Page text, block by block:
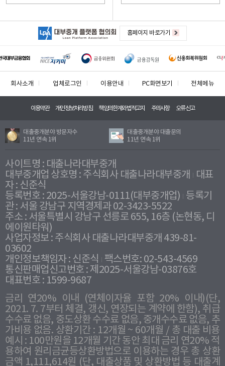
홈페이지 바로가기
회사소개 업체로그인 이용안내 PC화면보기 전체메뉴
이용약관 개인정보처리방침 책임의한계와법적고지 주의사항 오류신고
대출중개분야 방문자수
11년 연속 1위
대출중개분야 대출문의
11년 연속 1위
사이트명 : 대출나라대부중개
대부중개업 상호명 : 주식회사 대출나라대부중개
대표
자 : 신준식
등록번호 : 2025-서울강남-0111(대부중개업) 등록기
관 : 서울 강남구 지역경제과 02-3423-5522
주소 : 서울특별시 강남구 선릉로 655, 16층 (논현동, 디
에이원타워)
사업자정보 : 주식회사 대출나라대부중개 439-81-
03602
개인정보책임자 : 신준식
팩스번호: 02-543-4569
통신판매업신고번호 : 제2025-서울강남-03876호
대표번호 : 1599-9687
금리 연20% 이내 (연체이자율 포함 20% 이내)(단,
2021. 7. 7부터 체결, 갱신, 연장되는 계약에 한함), 취급
수수료 없음, 중도상환 수수료 없음, 중개수수료 없음, 추
가비용 없음. 상환기간 : 12개월 ~ 60개월 / 총 대출 비용
예시 : 100만원을 12개월 기간 동안 최대 금리 연20% 적
용하여 원리금균등상환방법으로 이용하는 경우 총 상환
금액 1,111,614원 (단, 대출상품 및 상환방법 등 대출계